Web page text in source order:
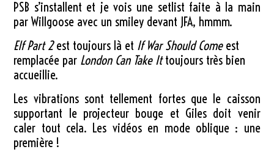
PSB s’installent et je vois une setlist faite à la main
par Willgoose avec un smiley devant JFA, hmmm.
Elf Part 2est toujours là et If War Should Comeest
remplacée par London Can Take Ittoujours très bien
accueillie.
Les vibrations sont tellement fortes que le caisson
supportant le projecteur bouge et Giles doit venir
caler tout cela. Les vidéos en mode oblique : une
première !